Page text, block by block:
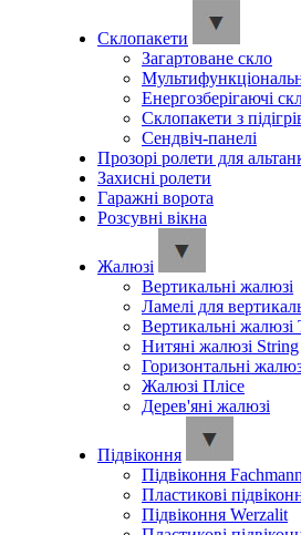
Склопакети
Загартоване скло
Енергозберігаючі
Склопакети з
Сендвіч-панелі
Прозорі ролети для
Захисні ролети
Гаражні ворота
Розсувні вікна
Жалюзі
Вертикальні жалюзі
Ламелі для
Вертикальні жалюзі
Нитяні жалюзі String
Горизонтальні
Жалюзі Плісе
Дерев'яні жалюзі
Підвіконня
Підвіконня
Пластикові
Підвіконня Werzalit